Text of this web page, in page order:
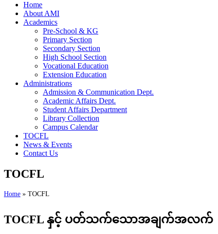
Home
About AMI
Academics
Pre-School & KG
Primary Section
Secondary Section
High School Section
Vocational Education
Extension Education
Administrations
Admission & Communication Dept.
Academic Affairs Dept.
Student Affairs Department
Library Collection
Campus Calendar
TOCFL
News & Events
Contact Us
TOCFL
Home » TOCFL
TOCFL နှင့် ပတ်သက်သောအချက်အလက်